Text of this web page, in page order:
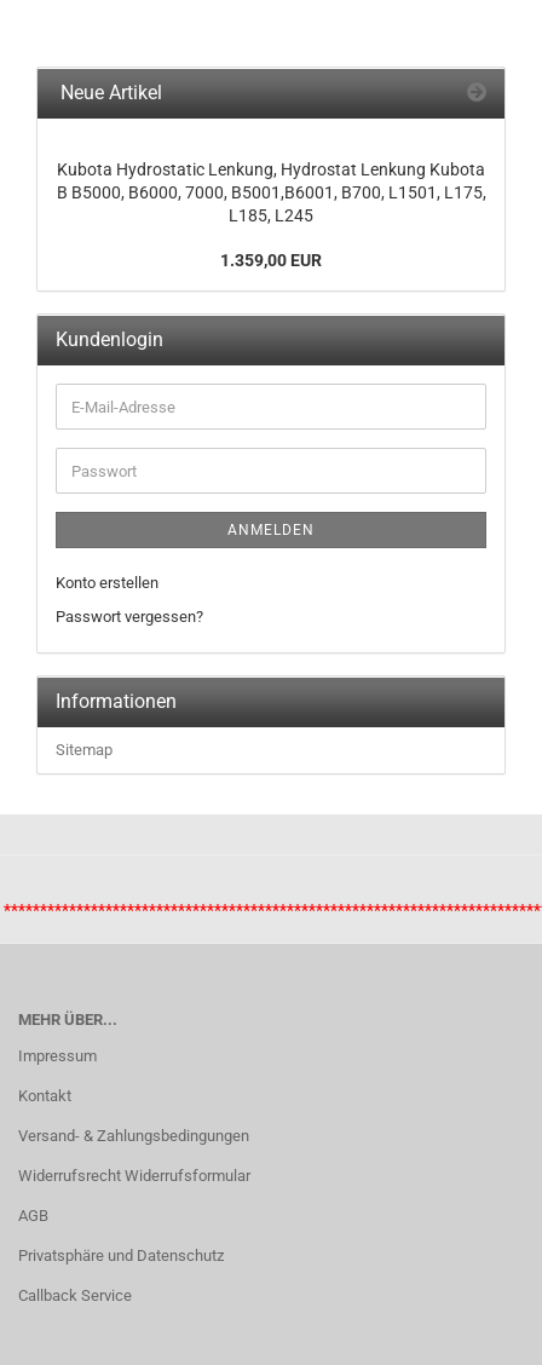
Neue Artikel
Kubota Hydrostatic Lenkung, Hydrostat Lenkung Kubota
B B5000, B6000, 7000, B5001,B6001, B700, L1501, L175,
L185, L245
1.359,00 EUR
Kundenlogin
ANMELDEN
Konto erstellen
Passwort vergessen?
Informationen
Sitemap
MEHR ÜBER...
Impressum
Kontakt
Versand- & Zahlungsbedingungen
Widerrufsrecht Widerrufsformular
AGB
Privatsphäre und Datenschutz
Callback Service